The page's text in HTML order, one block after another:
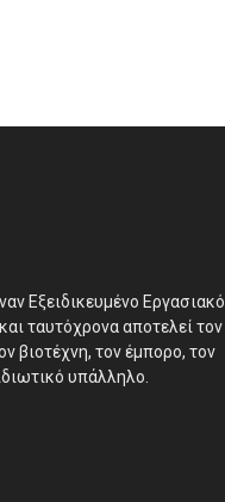
Εξειδικευμένο Εργασιακό
ταυτόχρονα αποτελεί τον
βιοτέχνη, τον έμπορο, τον
υπάλληλο.